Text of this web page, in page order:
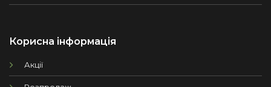
Корисна інформація
Акції